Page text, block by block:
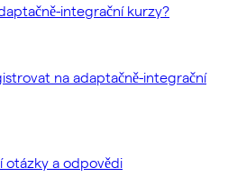
integrační kurzy?
na adaptačně-integrační
otázky a odpovědi